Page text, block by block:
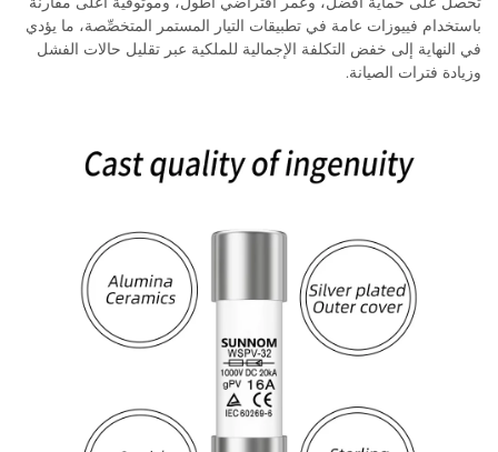
باستخدام فييوزات عامة في تطبيقات التيار المستمر المتخصِّصة، ما يؤدي
في النهاية إلى خفض التكلفة الإجمالية للملكية عبر تقليل حالات الفشل
وزيادة فترات الصيانة.